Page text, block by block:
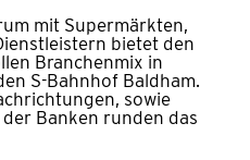
mit Supermärkten,
bietet den
Branchenmix in
S-Bahnhof Baldham.
sowie
Banken runden das